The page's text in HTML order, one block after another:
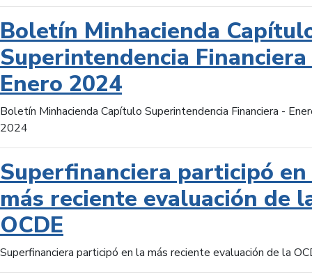
Boletín Minhacienda
Superintendencia
Enero 2024
Boletín Minhacienda Capítulo Superintendencia Financiera -
2024
Superfinanciera participó
más reciente evaluación de
OCDE
Superfinanciera participó en la más reciente evaluación de la